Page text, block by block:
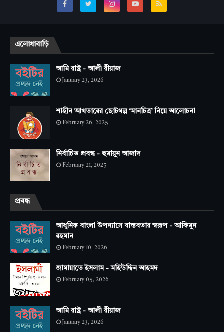
এলোধাবাড়ি
আমি রাষ্ট্র - আলী রীয়াজ
January 23, 2026
শাহীন আখতারের ছোটগল্প ‘মানচিত্র’ নিয়ে আলোচনা
February 26, 2025
নির্বাচিত প্রবন্ধ - হুমায়ুন আজাদ
February 21, 2025
প্রবন্ধ
আধুনিক বাংলা উপন্যাসে বাস্তবতার স্বরূপ - আকিমুন
রহমান
February 10, 2026
জামায়াতে ইসলাম - মহিউদ্দিন আহমদ
February 05, 2026
আমি রাষ্ট্র - আলী রীয়াজ
January 23, 2026